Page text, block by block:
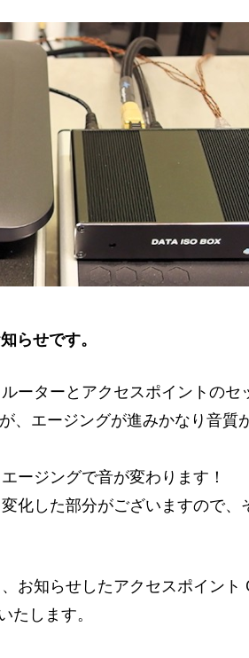
らせです。
ーターとアクセスポイントのセ
、エージングが進みかなり音質
ージングで音が変わります！
化した部分がございますので、
お知らせしたアクセスポイント
たします。